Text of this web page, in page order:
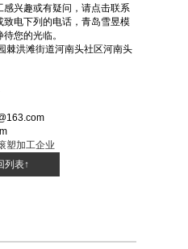
兴趣或有疑问，请点击联系
电下列的电话，青岛雪昱模
您的光临。
洪滩街道河南头社区河南头
塑加工企业
列表↑